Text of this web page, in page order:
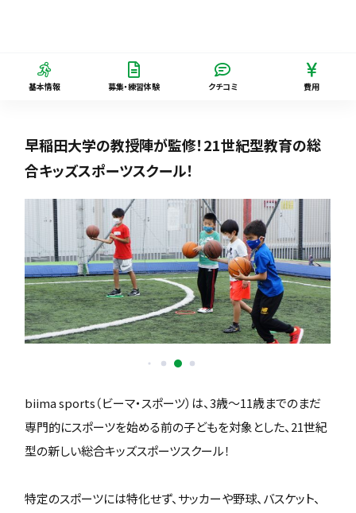
基本情報 募集・練習体験 クチコミ 費用
早稲田大学の教授陣が監修！21世紀型教育の総
合キッズスポーツスクール！
biima sports（ビーマ・スポーツ）は、3歳〜11歳までのまだ
専門的にスポーツを始める前の子どもを対象とした、21世紀
型の新しい総合キッズスポーツスクール！
特定のスポーツには特化せず、サッカーや野球、バスケット、